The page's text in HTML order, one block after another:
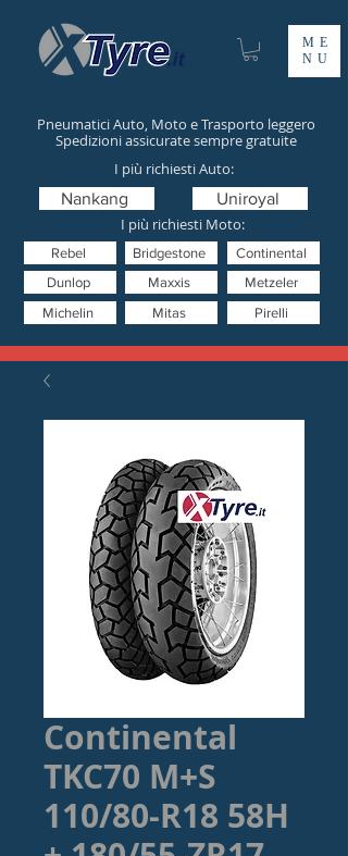
ME
NU
Pneumatici Auto, Moto e Trasporto leggero
Spedizioni assicurate sempre gratuite
I più richiesti Moto:
Mitas
Nankang
Pirelli
Uniroyal
Metzeler
Dunlop
Bridgestone Continental
Michelin
Rebel
I più richiesti Auto:
Maxxis
Continental
TKC70 M+S
110/80-R18 58H